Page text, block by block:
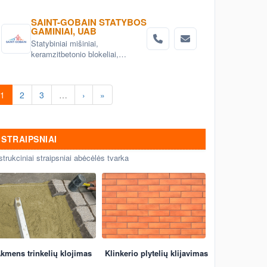
SAINT-GOBAIN STATYBOS
GAMINIAI, UAB
Statybiniai mišiniai,
keramzitbetonio blokeliai,
1 2 3 … › »
STRAIPSNIAI
straipsniai abėcėlės tvarka
trinkelių klojimas Klinkerio plytelių klijavimas